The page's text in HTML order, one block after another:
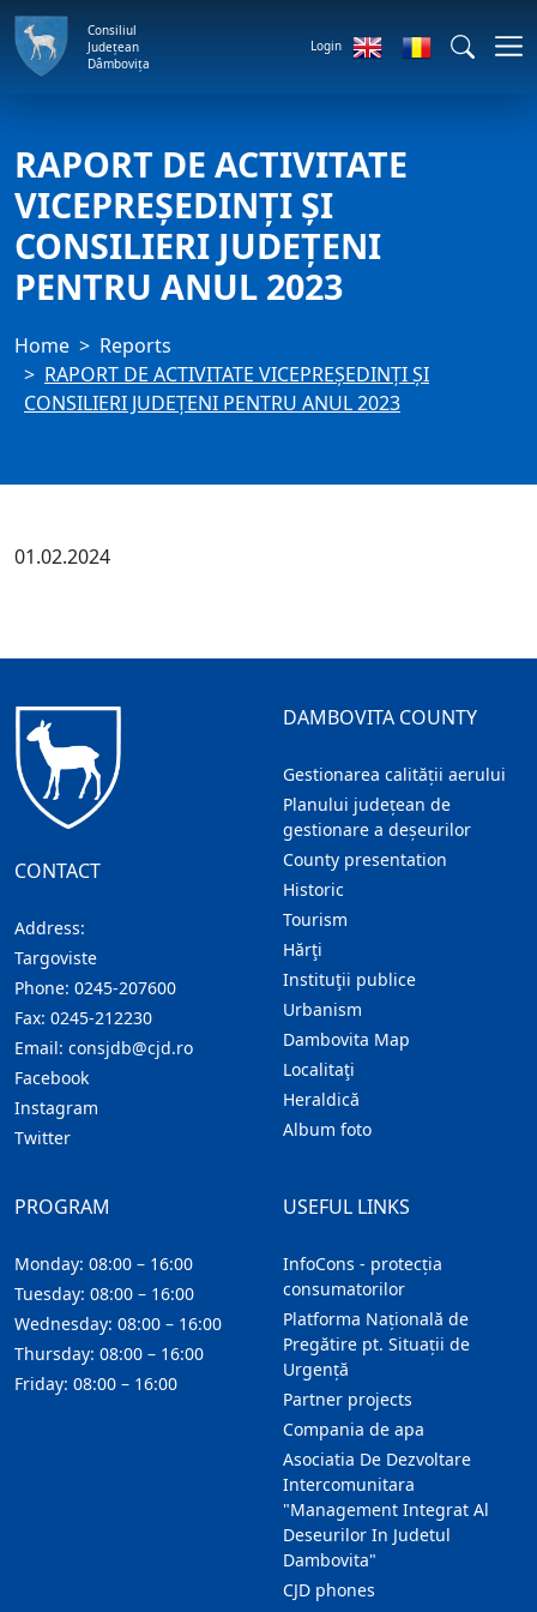
Consiliul
Județean
Dâmbovița
Login
RAPORT DE ACTIVITATE
VICEPREȘEDINȚI ȘI
CONSILIERI JUDEȚENI
PENTRU ANUL 2023
Home
Reports
RAPORT DE ACTIVITATE VICEPREȘEDINȚI ȘI
CONSILIERI JUDEȚENI PENTRU ANUL 2023
01.02.2024
CONTACT
Address:
Targoviste
Phone: 0245-207600
Fax: 0245-212230
Email: consjdb@cjd.ro
Facebook
Instagram
Twitter
DAMBOVITA COUNTY
Gestionarea calității aerului
Planului județean de
gestionare a deșeurilor
County presentation
Historic
Tourism
Hărţi
Instituţii publice
Urbanism
Dambovita Map
Localitaţi
Heraldică
Album foto
USEFUL LINKS
InfoCons - protecția
consumatorilor
Platforma Națională de
Pregătire pt. Situații de
Urgență
Partner projects
Compania de apa
Asociatia De Dezvoltare
Intercomunitara
"Management Integrat Al
Deseurilor In Judetul
Dambovita"
CJD phones
PROGRAM
Monday: 08:00 – 16:00
Tuesday: 08:00 – 16:00
Wednesday: 08:00 – 16:00
Thursday: 08:00 – 16:00
Friday: 08:00 – 16:00